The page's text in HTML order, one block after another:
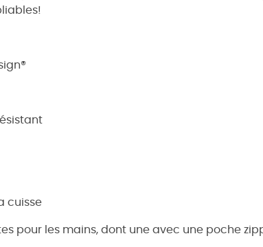
cuisse
pour les mains, dont une avec une poche